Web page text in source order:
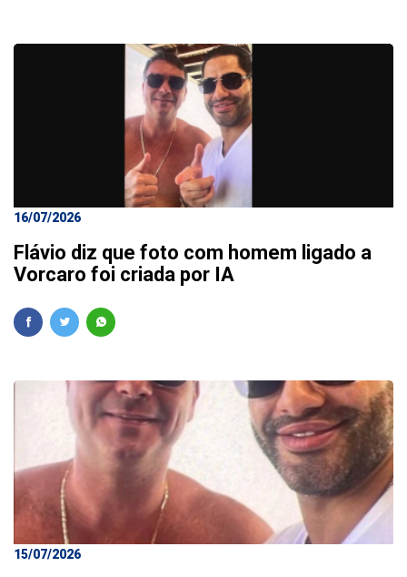
16/07/2026
Flávio diz que foto com homem ligado a
Vorcaro foi criada por IA
15/07/2026